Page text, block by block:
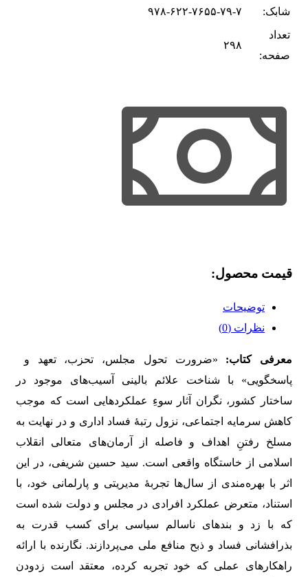
شابک:
۹۷۸-۶۲۲-۷۶۵۵-۷۹-۷
تعداد
صفحه:
۲۹۸
قیمت محصول:​
توضیحات
نظرات (0)
معرفی کتاب: «ضرورت تحول مجلس، تحزب، تعهد و
پاسخگویی» با شناخت علائم بالینی آسیب‌های موجود در
ساختار کشور، نگران آثار سوءِ عملکردهایی است که موجب
کاهش سرمایه اجتماعی، نزول رتبۀ فساد اداری و در نهایت به
مسلخ رفتنِ اهداف و فاصله از آرمان‌های متعالی انقلاب
اسلامی از خاستگاه واقعی است. سید حسین شریفی، در این
اثر با بهره‌مندی از سال‌ها تجربۀ مدیریتی و پارلمانی خود، با
استناد، متعرض عملکرد افرادی در مجلس و دولت شده است
که با زد و بندهای ناسالم سیاسی برای کسب قدرت به
بذرافشانی فساد و ذبح منافع ملی می‌پردازند. نگارنده با ارائه
راهکارهای عملی که خود تجربه کرده، معتقد است زدودن